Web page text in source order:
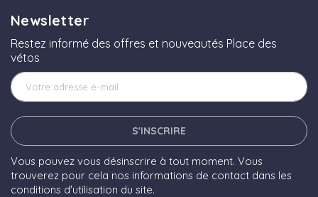
Newsletter
Restez informé des offres et nouveautés Place des
vétos
S'INSCRIRE
Vous pouvez vous désinscrire à tout moment. Vous
trouverez pour cela nos informations de contact dans les
conditions d'utilisation du site.